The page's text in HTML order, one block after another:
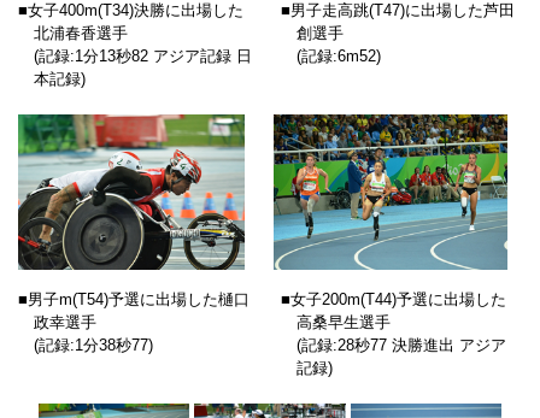
■女子400m(T34)決勝に出場した
北浦春香選手
(記録:1分13秒82 アジア記録 日
本記録)
■男子走高跳(T47)に出場した芦田
創選手
(記録:6m52)
■男子m(T54)予選に出場した樋口
政幸選手
(記録:1分38秒77)
■女子200m(T44)予選に出場した
高桑早生選手
(記録:28秒77 決勝進出 アジア
記録)